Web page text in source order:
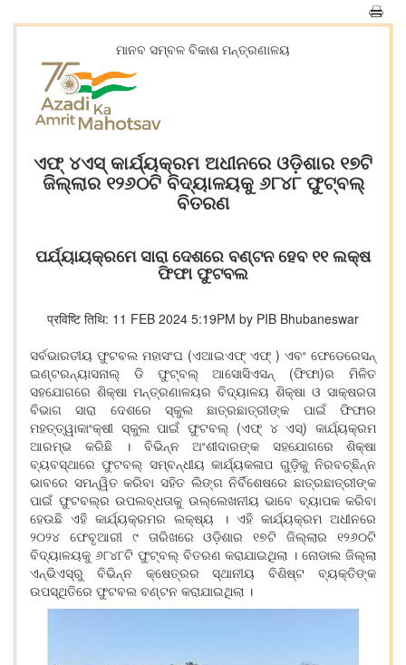
ମାନବ ସମ୍ବଳ ବିକାଶ ମନ୍ତ୍ରଣାଳୟ
ଏଫ୍ ୪ଏସ୍ କାର୍ଯ୍ୟକ୍ରମ ଅଧୀନରେ ଓଡ଼ିଶାର ୧୭ଟି
ଜିଲ୍ଲାର ୧୨୬୦ଟି ବିଦ୍ୟାଳୟକୁ ୬୮୪୮ ଫୁଟ୍‌ବଲ୍
ବିତରଣ
ପର୍ଯ୍ୟାୟକ୍ରମେ ସାରା ଦେଶରେ ବଣ୍ଟନ ହେବ ୧୧ ଲକ୍ଷ
ଫିଫା ଫୁଟବଲ
प्रविष्टि तिथि: 11 FEB 2024 5:19PM by PIB Bhubaneswar
ସର୍ବଭାରତୀୟ ଫୁଟବଲ ମହାସଂଘ (ଏଆଇଏଫ୍ ଏଫ୍ ) ଏବଂ ଫେଡେରେସନ୍
ଇଣ୍ଟରନ୍ୟାସନାଲ୍ ଡି ଫୁଟ୍‌ବଲ୍ ଆସୋସିଏସନ୍ (ଫିଫା)ର ମିଳିତ
ସହଯୋଗରେ ଶିକ୍ଷା ମନ୍ତ୍ରଣାଳୟର ବିଦ୍ୟାଳୟ ଶିକ୍ଷା ଓ ସାକ୍ଷରତା
ବିଭାଗ ସାରା ଦେଶରେ ସ୍କୁଲ ଛାତ୍ରଛାତ୍ରୀଙ୍କ ପାଇଁ ଫିଫାର
ମହତ୍ତ୍ୱାକାଂକ୍ଷୀ ସ୍କୁଲ ପାଇଁ ଫୁଟବଲ୍ (ଏଫ୍ ୪ ଏସ୍‌) କାର୍ଯ୍ୟକ୍ରମ
ଆରମ୍ଭ କରିଛି । ବିଭିନ୍ନ ଅଂଶୀଦାରଙ୍କ ସହଯୋଗରେ ଶିକ୍ଷା
ବ୍ୟବସ୍ଥାରେ ଫୁଟବଲ୍ ସମ୍ବନ୍ଧୀୟ କାର୍ଯ୍ୟକଳାପ ଗୁଡ଼ିକୁ ନିରବଚ୍ଛିନ୍ନ
ଭାବରେ ସମନ୍ୱିତ କରିବା ସହିତ ଲିଙ୍ଗ ନିର୍ବିଶେଷରେ ଛାତ୍ରଛାତ୍ରୀଙ୍କ
ପାଇଁ ଫୁଟବଲ୍‌ର ଉପଲବ୍ଧତାକୁ ଉଲ୍ଲେଖନୀୟ ଭାବେ ବ୍ୟାପକ କରିବା
ହେଉଛି ଏହି କାର୍ଯ୍ୟକ୍ରମର ଲକ୍ଷ୍ୟ । ଏହି କାର୍ଯ୍ୟକ୍ରମ ଅଧୀନରେ
୨୦୨୪ ଫେବୃଆରୀ ୯ ତାରିଖରେ ଓଡ଼ିଶାର ୧୭ଟି ଜିଲ୍ଲାର ୧୨୬୦ଟି
ବିଦ୍ୟାଳୟକୁ ୬୮୪୮ଟି ଫୁଟ୍‌ବଲ୍ ବିତରଣ କରାଯାଇଥିଲା । ନୋଡାଲ ଜିଲ୍ଲା
ଏନ୍‌ଭିଏସ୍‌ରୁ ବିଭିନ୍ନ କ୍ଷେତ୍ରର ସ୍ଥାନୀୟ ବିଶିଷ୍ଟ ବ୍ୟକ୍ତିଙ୍କ
ଉପସ୍ଥିତିରେ ଫୁଟବଲ ବଣ୍ଟନ କରାଯାଇଥିଲା ।